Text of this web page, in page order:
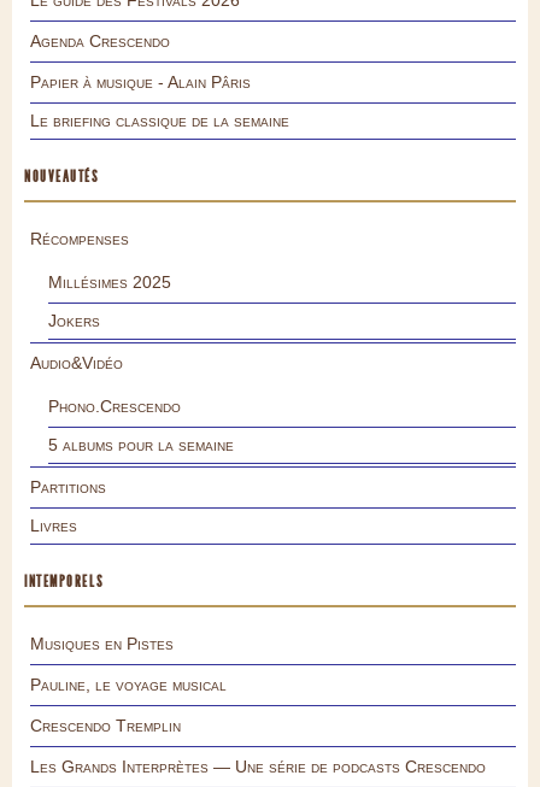
Agenda Crescendo
Papier à musique - Alain Pâris
Le briefing classique de la semaine
NOUVEAUTÉS
Récompenses
Millésimes 2025
Jokers
Audio&Vidéo
Phono.Crescendo
5 albums pour la semaine
Partitions
Livres
INTEMPORELS
Musiques en Pistes
Pauline, le voyage musical
Crescendo Tremplin
Les Grands Interprètes — Une série de podcasts Crescendo